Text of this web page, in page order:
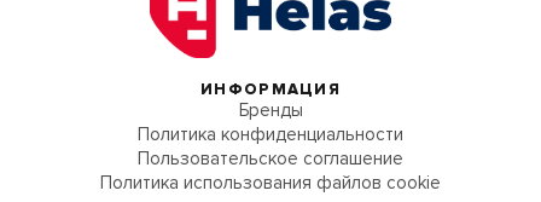
ИНФОРМАЦИЯ
Бренды
Политика конфиденциальности
Пользовательское соглашение
Политика использования файлов cookie